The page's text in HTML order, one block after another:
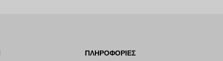
ΠΛΗΡΟΦΟΡΊΕΣ